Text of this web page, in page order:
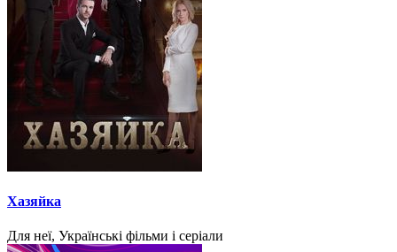
Хазяйка
Для неї, Українські фільми і серіали